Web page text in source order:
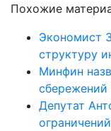
Похожие
Экономист
структуру
Минфин
сбережений
Депутат